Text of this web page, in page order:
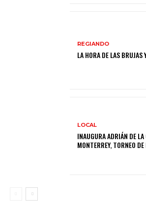
REGIANDO
LA HORA DE LAS BRUJAS
LOCAL
INAUGURA ADRIÁN DE
MONTERREY, TORNEO